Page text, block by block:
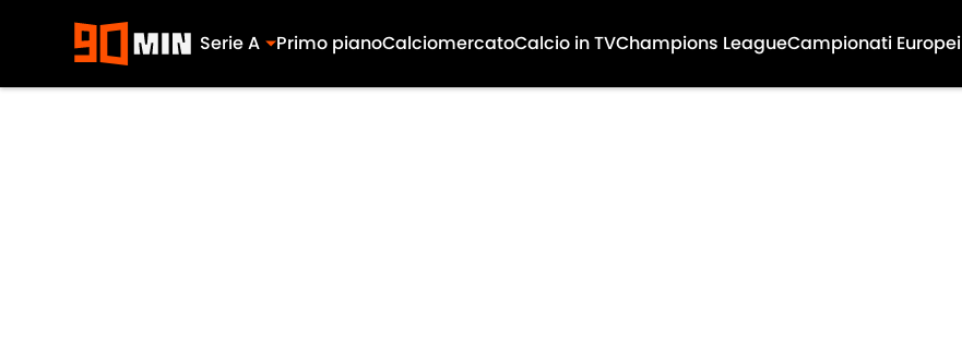
Serie A Primo pianoCalciomercatoCalcio in TVChampions LeagueCampionati Europei